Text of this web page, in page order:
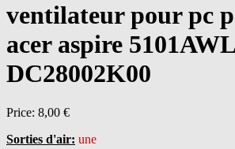
ventilateur pour pc
acer aspire
DC28002K00
Price: 8,00 €
Sorties d'air: une